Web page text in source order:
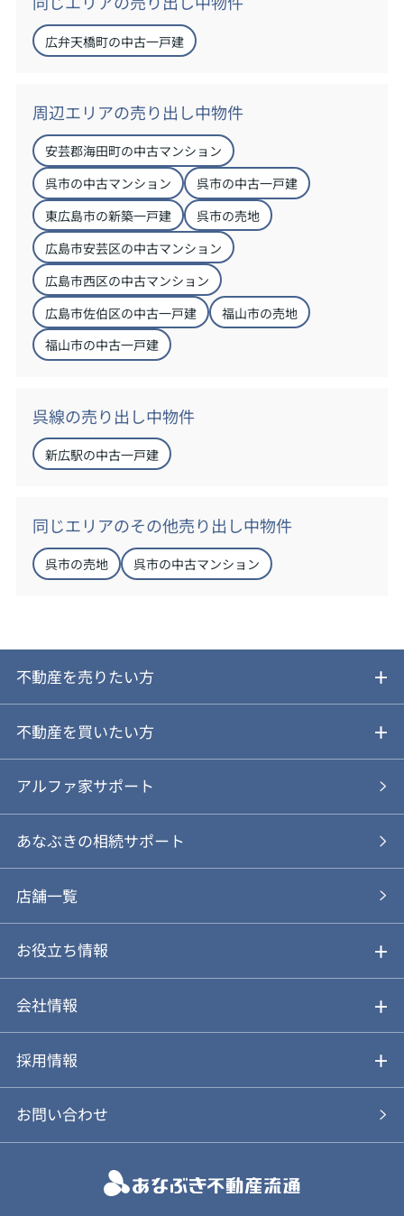
広弁天橋町の中古一戸建
周辺エリアの売り出し中物件
安芸郡海田町の中古マンション
呉市の中古マンション
呉市の中古一戸建
東広島市の新築一戸建
呉市の売地
広島市安芸区の中古マンション
広島市西区の中古マンション
広島市佐伯区の中古一戸建
福山市の売地
福山市の中古一戸建
呉線の売り出し中物件
新広駅の中古一戸建
同じエリアのその他売り出し中物件
呉市の売地 呉市の中古マンション
不動産を売りたい方
ご売却ガイド
ご売却の流れ
あなぶきの仲介
あなぶきの買取
仲介と買取のメリット・デメリット
動画やパンフレットで見る
不動産を買いたい方
ご購入ガイド
物件を探す
購入の流れ
購入前も後も安心サポート
お気に入り
アルファ家サポート
あなぶきの相続サポート
店舗一覧
お役立ち情報
不動産Q&A
アルファジャーナル
会社情報
会社概要
スタッフ紹介
個人情報保護方針
採用情報
新卒採用について
キャリア採用について
お問い合わせ